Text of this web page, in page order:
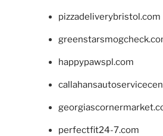
pizzadeliverybristol.com
happypawspl.com
perfectfit24-7.com